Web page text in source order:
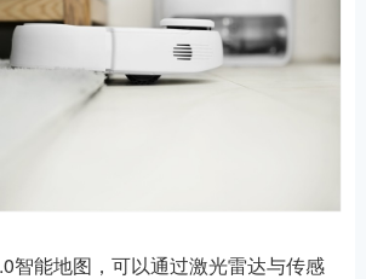
智能地图，可以通过激光雷达与传感